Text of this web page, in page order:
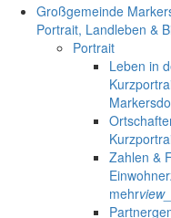
Großgemeinde
Portrait, Landleben &
Portrait
Leben in
Zahlen &
mehr